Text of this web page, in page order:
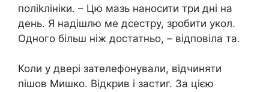
поліkлініки. – Цю мазь наносити три дні на
день. Я надішлю ме дсестру, зробити укол.
Одного більш ніж достатньо, – відповіла та.
Коли у двері зателефонували, відчиняти
пішов Мишко. Відкрив і застиг. За цією